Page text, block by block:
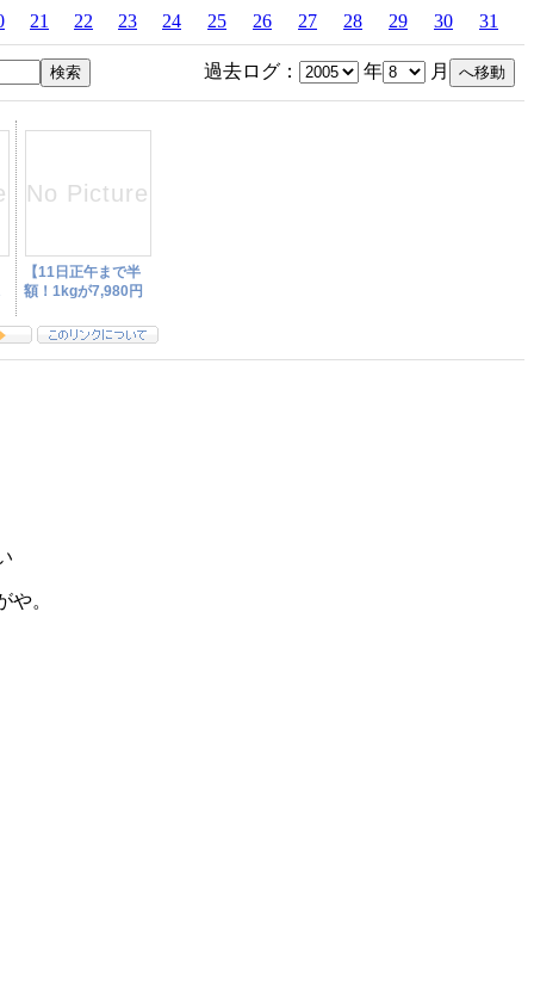
21 22 23 24 25 26 27 28 29 30 31
過去ログ： 年 月
。